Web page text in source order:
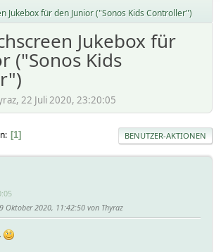
Jukebox für den Junior ("Sonos Kids Controller")
Jukebox für
("Sonos Kids
22 Juli 2020, 23:20:05
1 BENUTZER-AKTIONEN
Oktober 2020, 11:42:50 von Thyraz